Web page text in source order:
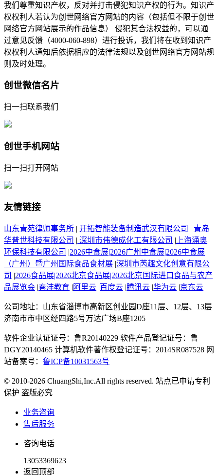
我们尊重知识产权，反对并打击侵犯知识产权的行为。知识产
权权利人若认为创世网络官方网站的内容（包括但不限于创世
网络官方网站展示的作品信息） 侵犯其合法权益的，可以通
过意见反馈（4000-060-898）进行投诉，我们将在收到知识产
权权利人通知后依据相应的法律法规以及创世网络官方网站规
则及时处理。
创世微信名片
扫一扫联系我们
创世手机网站
扫一扫打开网站
友情链接
山东青苑律师事务所 | 开拓智能装备制造武汉有限公司 | 青岛
华普世科技有限公司 | 深圳市伟德成化工有限公司 | 上海涌奥
环保科技有限公司 |2026中食展|2026广州中食展|2026中食展
（广州）暨广州国际食品食材展 |深圳市芮趣文化创意有限公
司 |2026食品展|2026北京食品展|2026北京国际进口食品与农产
品展览会 |春沣教育 | 阿里云 |百度云 |腾讯云 |华为云 |京东云
公司地址：山东省淄博市高新区创业园D座11层、12层、13层
济南市市中区经四路5号万达广场B座1205
软件企业认证证号：鲁R20140229 软件产品登记证号：鲁
DGY20140465 计算机软件著作权登记证号：2014SR087528 网
站备案号： 鲁ICP备10031563号
© 2010-2026 ChuangShi,Inc.All rights reserved. 站点已申请专利
保护 盗版必究
业务咨询
售后服务
咨询电话
13053369623
返回顶部